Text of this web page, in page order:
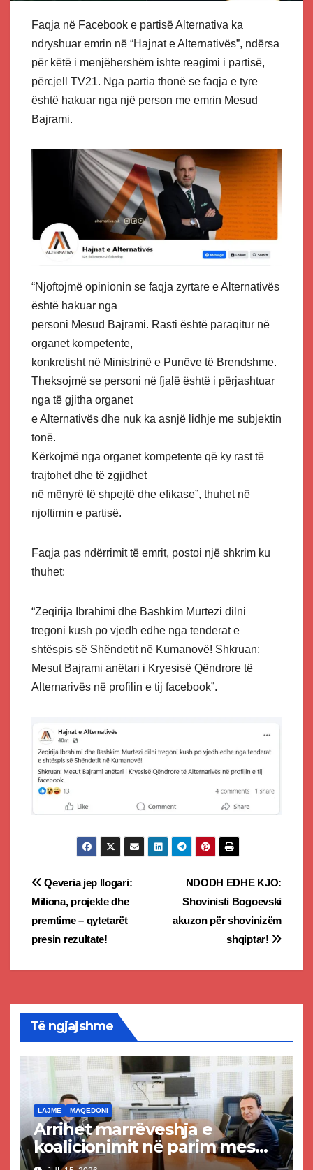
Faqja në Facebook e partisë Alternativa ka
ndryshuar emrin në “Hajnat e Alternativës”, ndërsa
për këtë i menjëhershëm ishte reagimi i partisë,
përcjell TV21. Nga partia thonë se faqja e tyre
është hakuar nga një person me emrin Mesud
Bajrami.
“Njoftojmë opinionin se faqja zyrtare e Alternativës
është hakuar nga
personi Mesud Bajrami. Rasti është paraqitur në
organet kompetente,
konkretisht në Ministrinë e Punëve të Brendshme.
Theksojmë se personi në fjalë është i përjashtuar
nga të gjitha organet
e Alternativës dhe nuk ka asnjë lidhje me subjektin
tonë.
Kërkojmë nga organet kompetente që ky rast të
trajtohet dhe të zgjidhet
në mënyrë të shpejtë dhe efikase”, thuhet në
njoftimin e partisë.
Faqja pas ndërrimit të emrit, postoi një shkrim ku
thuhet:
“Zeqirija Ibrahimi dhe Bashkim Murtezi dilni
tregoni kush po vjedh edhe nga tenderat e
shtëspis së Shëndetit në Kumanovë! Shkruan:
Mesut Bajrami anëtari i Kryesisë Qëndrore të
Alternarivës në profilin e tij facebook”.
Post
navigation
NDODH EDHE KJO:
Shovinisti Bogoevski
akuzon për shovinizëm
shqiptar!
Qeveria jep llogari:
Miliona, projekte dhe
premtime – qytetarët
presin rezultate!
Të ngjajshme
LAJME MAQEDONI
Arrihet marrëveshja e
koalicionimit në parim mes
Kurtit dhe Abdixhikut